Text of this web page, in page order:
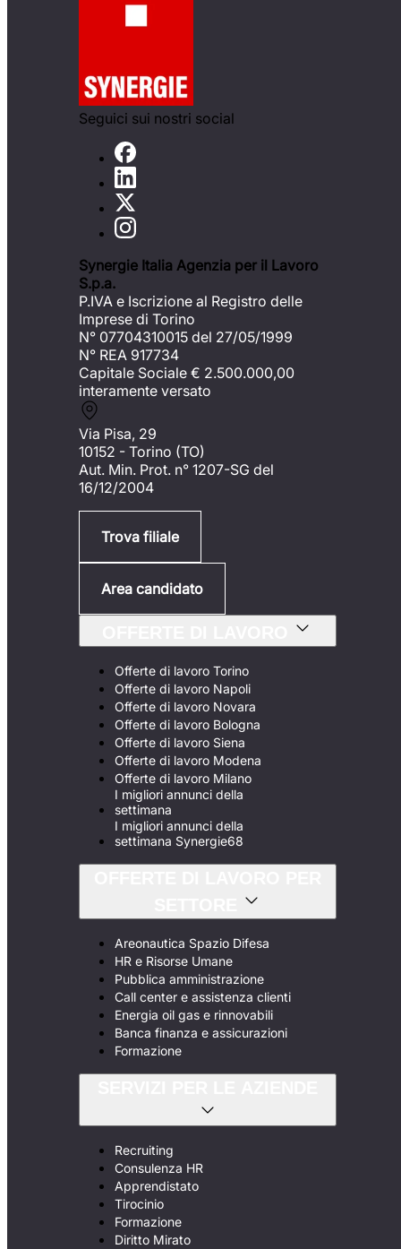
Seguici sui nostri social
Synergie Italia Agenzia per il Lavoro
S.p.a.
P.IVA e Iscrizione al Registro delle
Imprese di Torino
N° 07704310015 del 27/05/1999
N° REA 917734
Capitale Sociale € 2.500.000,00
interamente versato
Via Pisa, 29
10152 - Torino (TO)
Aut. Min. Prot. n° 1207-SG del
16/12/2004
Trova filiale
Area candidato
Offerte di lavoro Torino
Offerte di lavoro Napoli
Offerte di lavoro Novara
Offerte di lavoro Bologna
Offerte di lavoro Siena
Offerte di lavoro Modena
Offerte di lavoro Milano
I migliori annunci della
settimana
I migliori annunci della
settimana Synergie68
Areonautica Spazio Difesa
HR e Risorse Umane
Pubblica amministrazione
Call center e assistenza clienti
Energia oil gas e rinnovabili
Banca finanza e assicurazioni
Formazione
Recruiting
Consulenza HR
Apprendistato
Tirocinio
Formazione
Diritto Mirato